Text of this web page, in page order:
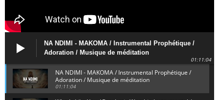
NA NDIMI - MAKOMA / Instrumental Prophétique /
Adoration / Musique de méditation
01:11:04
NA NDIMI - MAKOMA / Instrumental Prophétique /
Adoration / Musique de méditation
01:11:04